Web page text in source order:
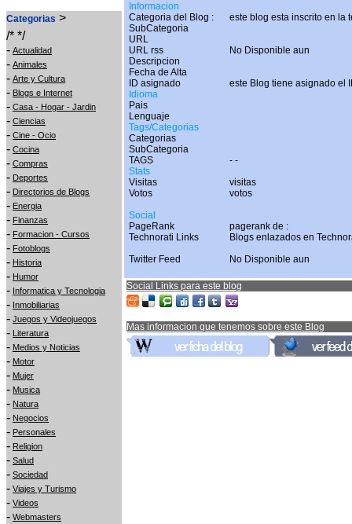
Categorias >
/* */
- Actualidad
- Animales
- Arte y Cultura
- Blogs e Internet
- Casa - Hogar - Jardin
- Ciencias
- Cine - Ocio
- Cocina
- Compras
- Deportes
- Directorios de Blogs
- Energia
- Finanzas
- Formacion - Cursos
- Fotoblogs
- Historia
- Humor
- Informatica y Tecnologia
- Inmobiliarias
- Juegos y Videojuegos
- Literatura
- Medios y Noticias
- Motor
- Mujer
- Musica
- Natura
- Negocios
- Personales
- Religion
- Salud
- Sociedad
- Viajes y Turismo
- Videos
- Webmasters
Informacion
Categoria del Blog :
este blog esta inscrito en la
SubCategoria
URL
URL rss
No Disponible aun
Descripcion
Fecha de Alta
ID asignado
este Blog tiene asignado el
Idioma
Pais
Lenguaje
Tags/Categorias
Categorias
SubCategoria
TAGS
- -
Stats
Visitas
visitas
Votos
votos
Social
PageRank
pagerank de :
Technorati Links
Blogs enlazados en
Twitter Feed
No Disponible aun
Social Links para este blog
Mas informacion que tenemos sobre este Blog